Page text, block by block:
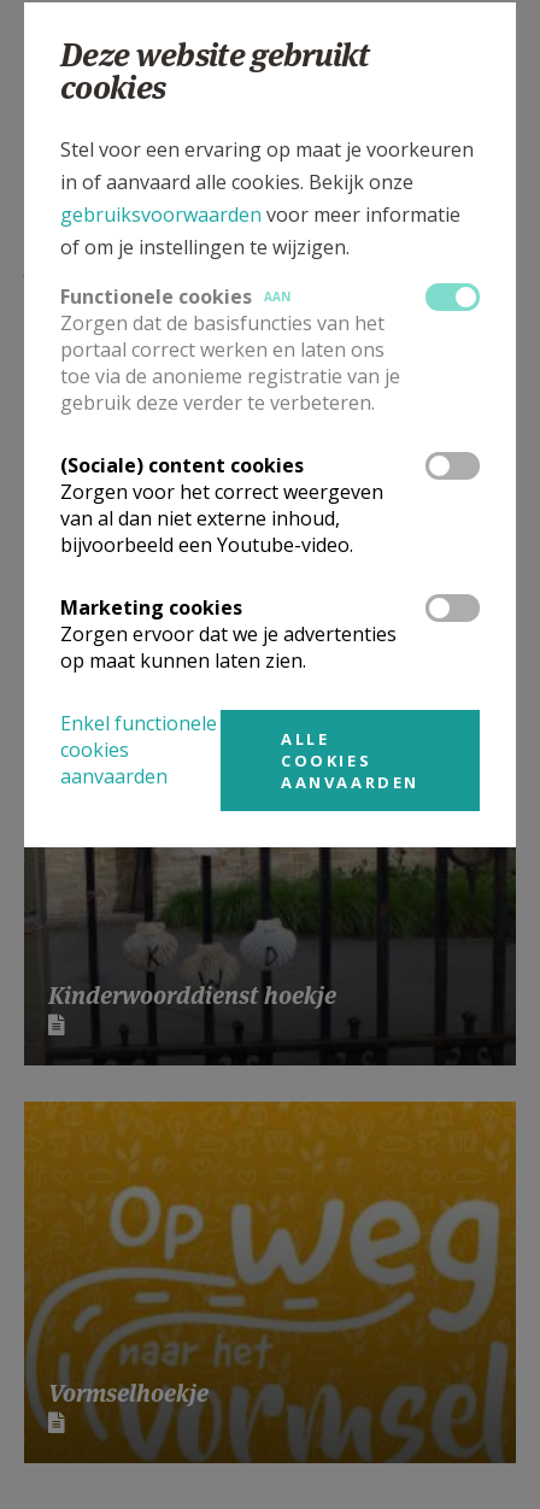
Deel dit artikel
Lees meer
Eerste Communiehoekje
Kinderwoorddienst hoekje
Vormselhoekje
Deze website gebruikt
cookies
Stel voor een ervaring op maat je voorkeuren
in of aanvaard alle cookies. Bekijk onze
gebruiksvoorwaarden voor meer informatie
of om je instellingen te wijzigen.
Functionele cookies
AAN
Zorgen dat de basisfuncties van het
portaal correct werken en laten ons
toe via de anonieme registratie van je
gebruik deze verder te verbeteren.
(Sociale) content cookies
Zorgen voor het correct weergeven
van al dan niet externe inhoud,
bijvoorbeeld een Youtube-video.
Marketing cookies
Zorgen ervoor dat we je advertenties
op maat kunnen laten zien.
Enkel functionele
cookies
aanvaarden
ALLE
COOKIES
AANVAARDEN